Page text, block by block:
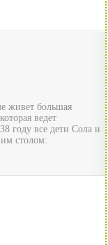
живет большая
ведет
году все дети Сола и
столом: